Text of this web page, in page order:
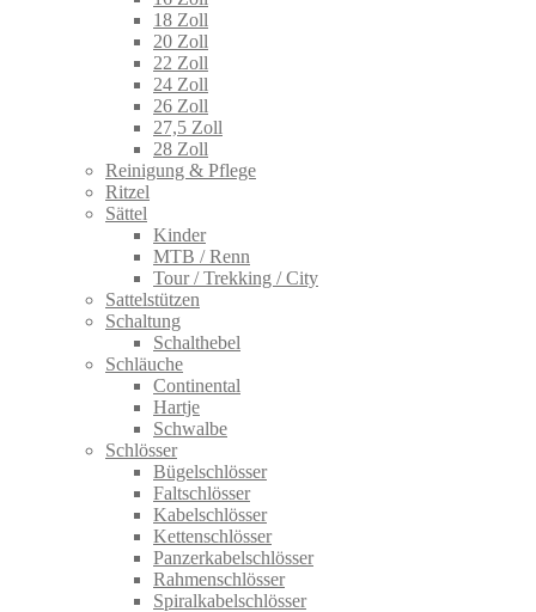
18 Zoll
20 Zoll
22 Zoll
24 Zoll
26 Zoll
27,5 Zoll
28 Zoll
Reinigung & Pflege
Ritzel
Sättel
Kinder
MTB / Renn
Tour / Trekking / City
Sattelstützen
Schaltung
Schalthebel
Schläuche
Continental
Hartje
Schwalbe
Schlösser
Bügelschlösser
Faltschlösser
Kabelschlösser
Kettenschlösser
Panzerkabelschlösser
Rahmenschlösser
Spiralkabelschlösser